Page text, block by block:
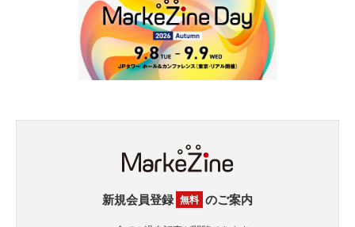
新規会員登録 無料 のご案内